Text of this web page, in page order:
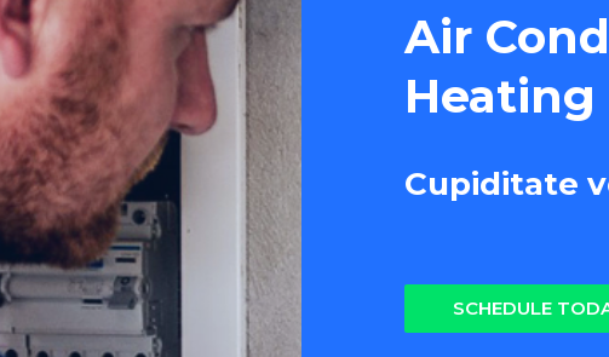
Air
Heating
Cupiditate
SCHEDULE